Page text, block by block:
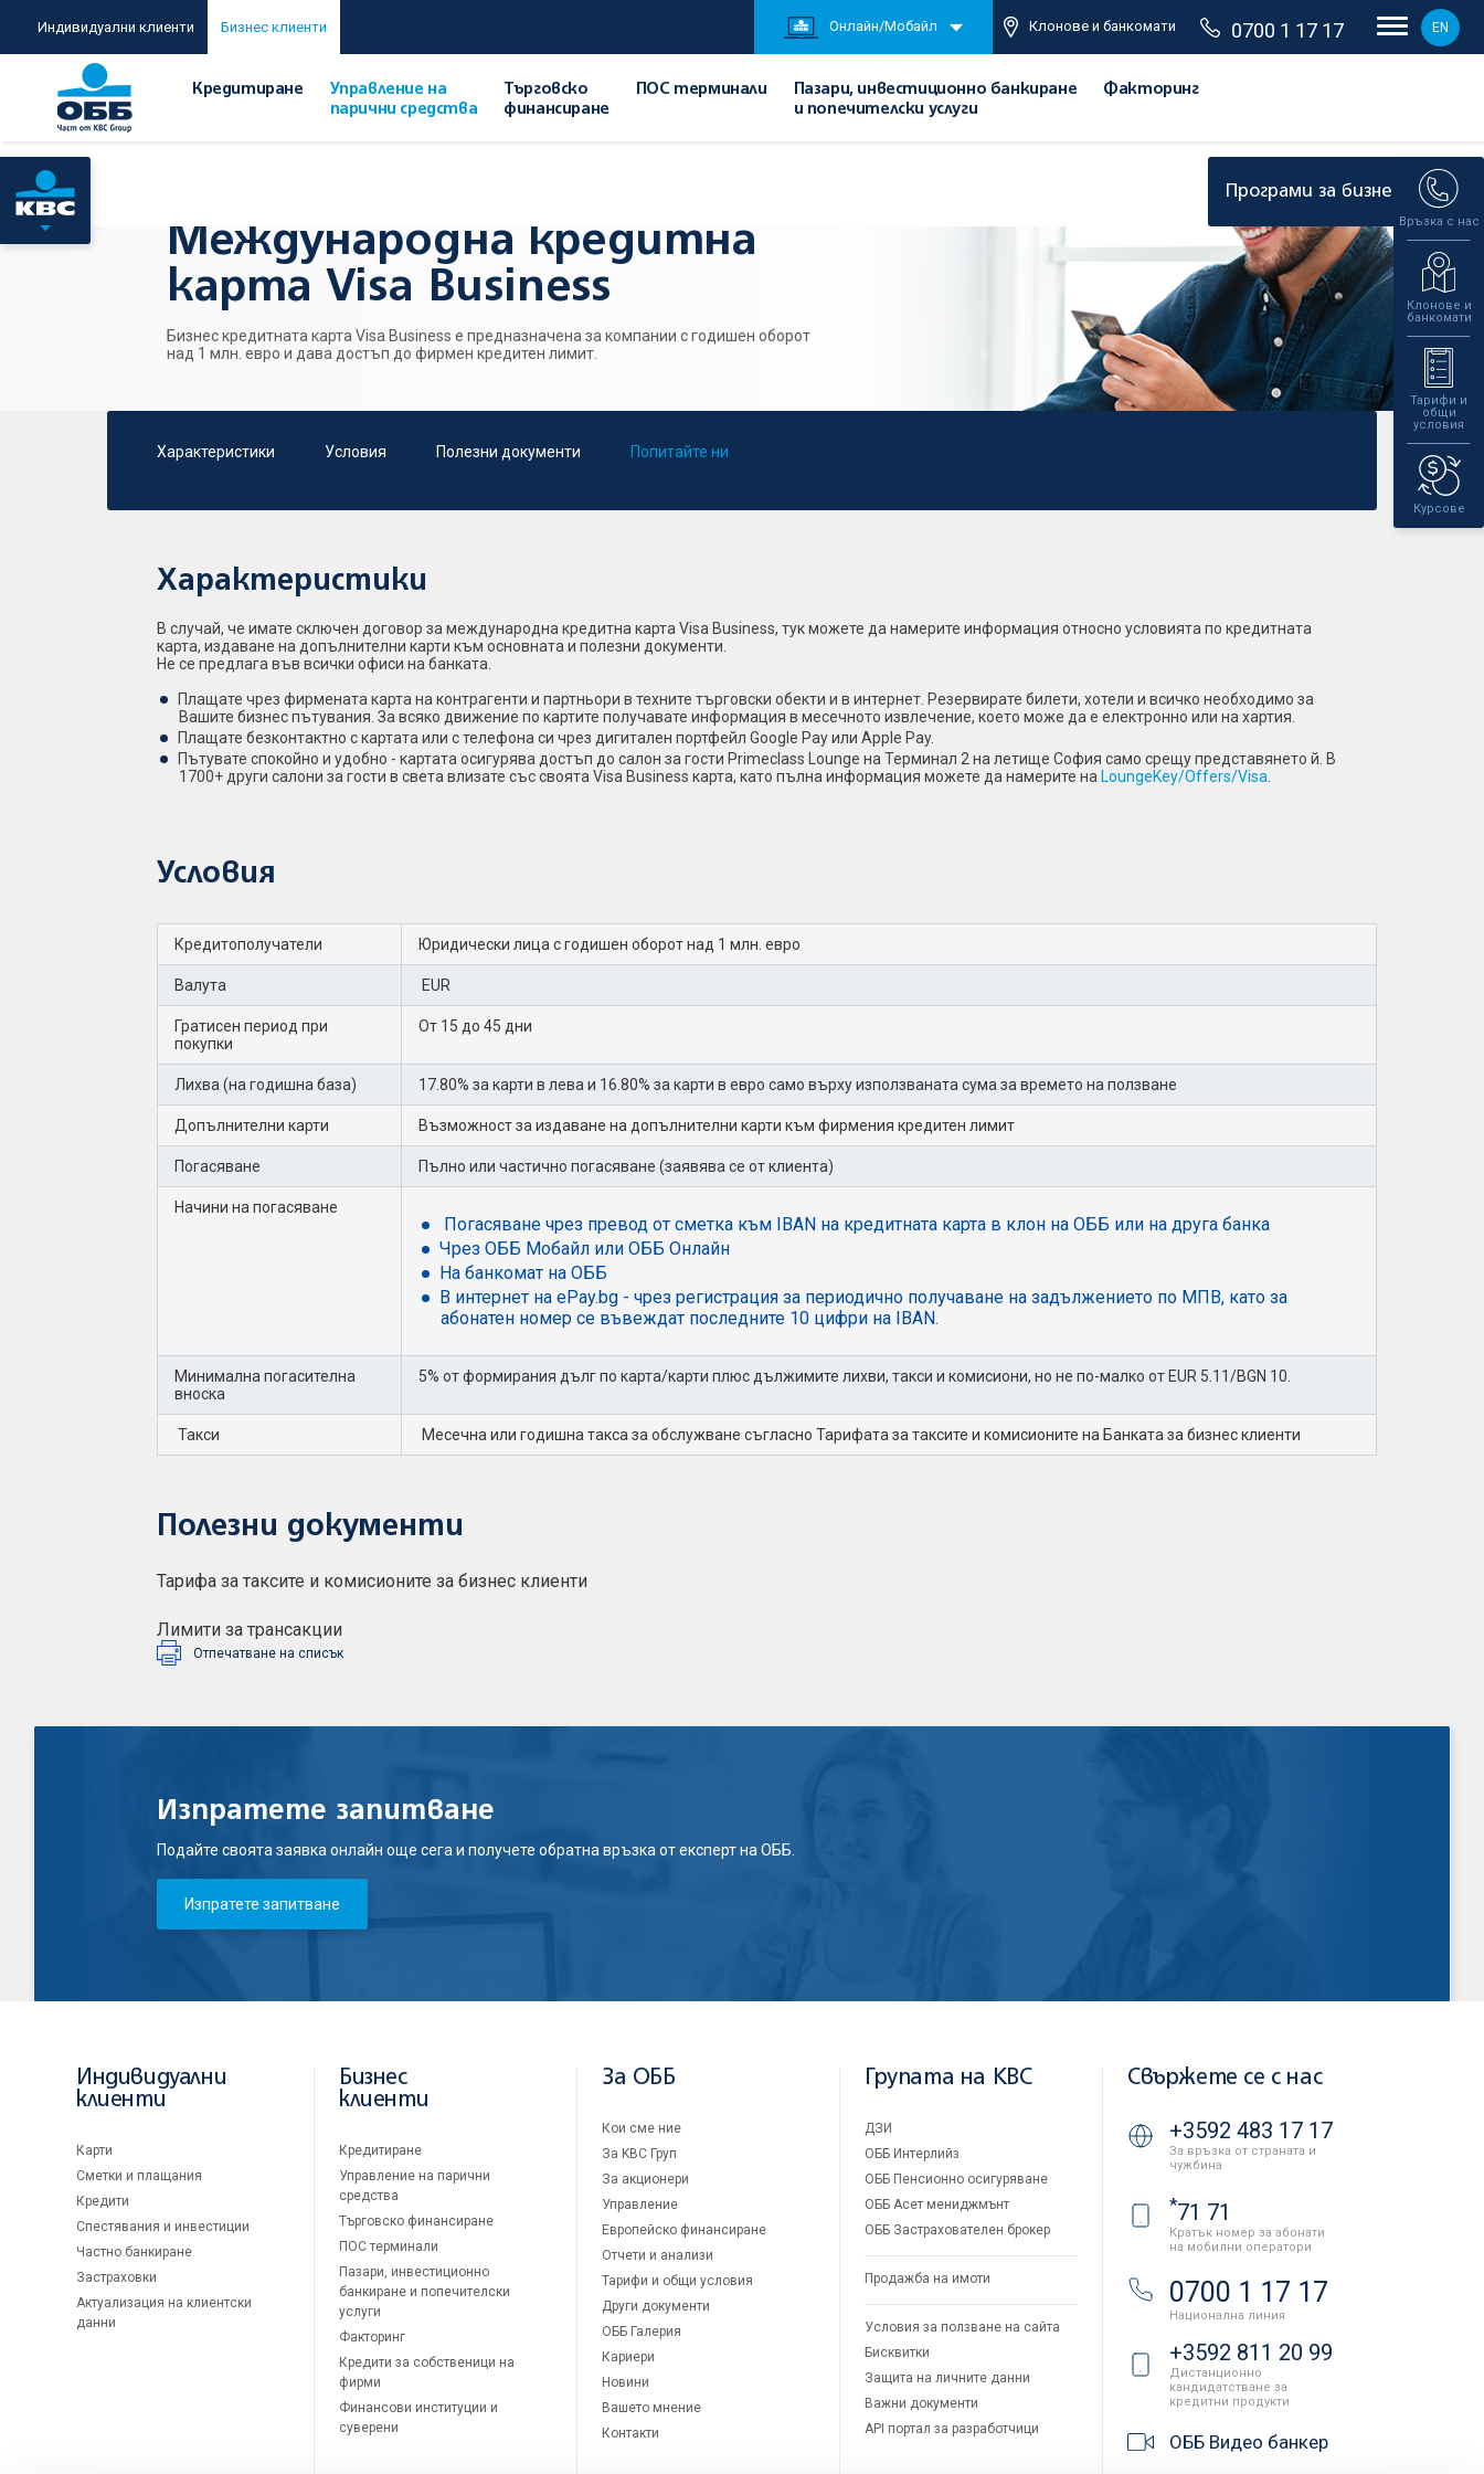
Индивидуални клиенти Бизнес клиенти Онлайн/Мобайл Клонове и банкомати 0700 1 17 17 EN
Кредитиране
Управление на
парични средства
Търговско
финансиране
ПОС терминали
Пазари, инвестиционно банкиране
и попечителски услуги
Факторинг
Програми за бизнеса
Връзка с нас
Клонове и
банкомати
Тарифи и
общи
условия
Курсове
Международна кредитна
карта Visa Business
Бизнес кредитната карта Visa Business е предназначена за компании с годишен оборот
над 1 млн. евро и дава достъп до фирмен кредитен лимит.
Характеристики Условия Полезни документи Попитайте ни
Характеристики
В случай, че имате сключен договор за международна кредитна карта Visa Business, тук можете да намерите информация относно условията по кредитната
карта, издаване на допълнителни карти към основната и полезни документи.
Не се предлага във всички офиси на банката.
Плащате чрез фирмената карта на контрагенти и партньори в техните търговски обекти и в интернет. Резервирате билети, хотели и всичко необходимо за
Вашите бизнес пътувания. За всяко движение по картите получавате информация в месечното извлечение, което може да е електронно или на хартия.
Плащате безконтактно с картата или с телефона си чрез дигитален портфейл Google Pay или Apple Pay.
Пътувате спокойно и удобно - картата осигурява достъп до салон за гости Primeclass Lounge на Терминал 2 на летище София само срещу представянето й. В
1700+ други салони за гости в света влизате със своята Visa Business карта, като пълна информация можете да намерите на LoungeKey/Offers/Visa
Условия
Кредитополучатели Юридически лица с годишен оборот над 1 млн. евро
Валута EUR
Гратисен период при
покупки
От 15 до 45 дни
Лихва (на годишна база) 17.80% за карти в лева и 16.80% за карти в евро само върху използваната сума за времето на ползване
Допълнителни карти Възможност за издаване на допълнителни карти към фирмения кредитен лимит
Погасяване Пълно или частично погасяване (заявява се от клиента)
Начини на погасяване
Погасяване чрез превод от сметка към IBAN на кредитната карта в клон на ОББ или на друга банка
Чрез ОББ Мобайл или ОББ Онлайн
На банкомат на ОББ
В интернет на ePay.bg - чрез регистрация за периодично получаване на задължението по МПВ, като за
абонатен номер се въвеждат последните 10 цифри на IBAN.
Минимална погасителна
вноска
5% от формирания дълг по карта/карти плюс дължимите лихви, такси и комисиони, но не по-малко от EUR 5.11/BGN 10.
Такси Месечна или годишна такса за обслужване съгласно Тарифата за таксите и комисионите на Банката за бизнес клиенти
Полезни документи
Тарифа за таксите и комисионите за бизнес клиенти
Лимити за трансакции
Отпечатване на списък
Изпратете запитване
Подайте своята заявка онлайн още сега и получете обратна връзка от експерт на ОББ.
Изпратете запитване
Индивидуални
клиенти
Карти
Сметки и плащания
Кредити
Спестявания и инвестиции
Частно банкиране
Застраховки
Актуализация на клиентски
данни
Бизнес
клиенти
Кредитиране
Управление на парични
средства
Търговско финансиране
ПОС терминали
Пазари, инвестиционно
банкиране и попечителски
услуги
Факторинг
Кредити за собственици на
фирми
Финансови институции и
суверени
За ОББ
Кои сме ние
За KBC Груп
За акционери
Управление
Европейско финансиране
Отчети и анализи
Тарифи и общи условия
Други документи
ОББ Галерия
Кариери
Новини
Вашето мнение
Контакти
Групата на KBC
ДЗИ
ОББ Интерлийз
ОББ Пенсионно осигуряване
ОББ Асет мениджмънт
ОББ Застрахователен брокер
Продажба на имоти
Условия за ползване на сайта
Бисквитки
Защита на личните данни
Важни документи
API портал за разработчици
Свържете се с нас
+3592 483 17 17
За връзка от страната и
чужбина
*71 71
Кратък номер за абонати
на мобилни оператори
0700 1 17 17
Национална линия
+3592 811 20 99
Дистанционно
кандидатстване за
кредитни продукти
ОББ Видео банкер